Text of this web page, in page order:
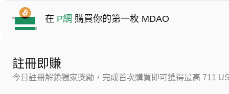
在 P網 購買你的第一枚 MDAO
註冊即賺
今日註冊解鎖獨家獎勵，完成首次購買即可獲得最高 711